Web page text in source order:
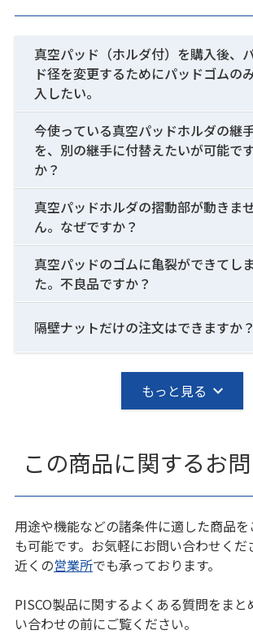
真空パッド（ホルダ付）を購入後、
ド径を変更するためにパッドゴムの
入したい。
今使っている真空パッドホルダの継
を、別の継手に付替えたいが可能で
か？
真空パッドホルダの摺動部が動きま
ん。なぜですか？
真空パッドのゴムに亀裂ができてし
た。不良品ですか？
隔壁ナットだけの注文はできますか？
もっと見る
この商品に関するお
用途や機能などの諸条件に適した商品を
も可能です。お気軽にお問い合わせくだ
近くの営業所でも承っております。
PISCO製品に関するよくある質問をま
い合わせの前にご覧ください。